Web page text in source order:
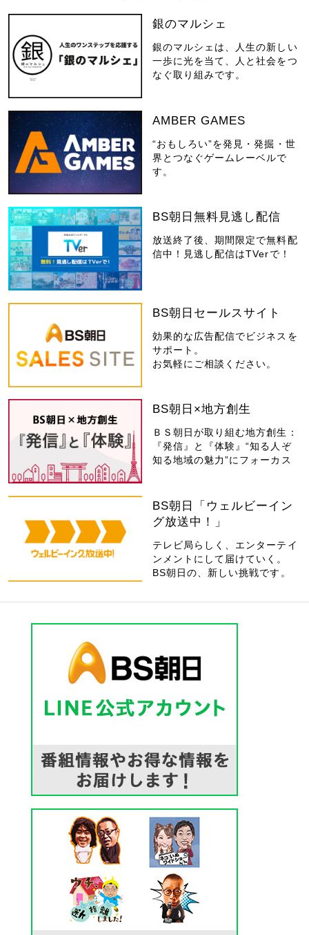
銀のマルシェ
銀のマルシェは、人生の新しい
一歩に光を当て、人と社会をつ
なぐ取り組みです。
AMBER GAMES
“おもしろい”を発見・発掘・世
界とつなぐゲームレーベルで
す。
BS朝日無料見逃し配信
放送終了後、期間限定で無料配
信中！見逃し配信はTVerで！
BS朝日セールスサイト
効果的な広告配信でビジネスを
サポート。
お気軽にご相談ください。
BS朝日×地方創生
ＢＳ朝日が取り組む地方創生：
『発信』と『体験』“知る人ぞ
知る地域の魅力”にフォーカス
BS朝日「ウェルビーイン
グ放送中！」
テレビ局らしく、エンターテイ
ンメントにして届けていく。
BS朝日の、新しい挑戦です。